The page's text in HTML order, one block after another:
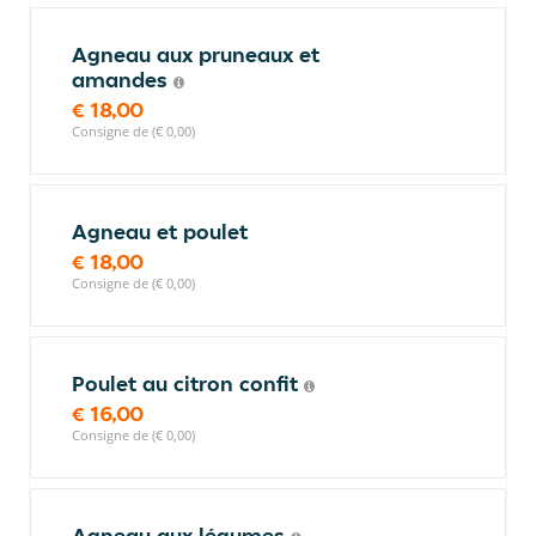
Agneau aux pruneaux et
amandes
€ 18,00
Consigne de (€ 0,00)
Agneau et poulet
€ 18,00
Consigne de (€ 0,00)
Poulet au citron confit
€ 16,00
Consigne de (€ 0,00)